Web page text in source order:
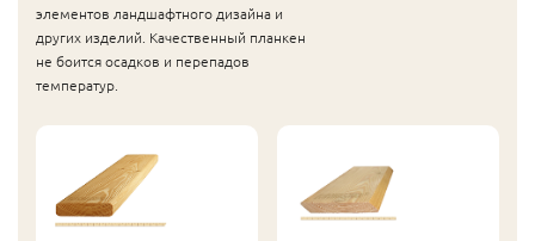
элементов ландшафтного дизайна и
других изделий. Качественный планкен
не боится осадков и перепадов
температур.